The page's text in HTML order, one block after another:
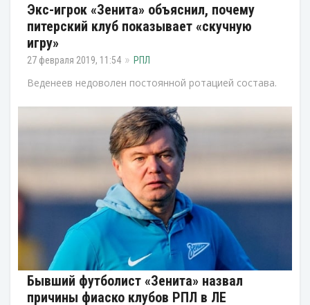
Экс-игрок «Зенита» объяснил, почему
питерский клуб показывает «скучную
игру»
27 февраля 2019, 11:54 РПЛ
Веденеев недоволен постоянной ротацией состава.
Бывший футболист «Зенита» назвал
причины фиаско клубов РПЛ в ЛЕ